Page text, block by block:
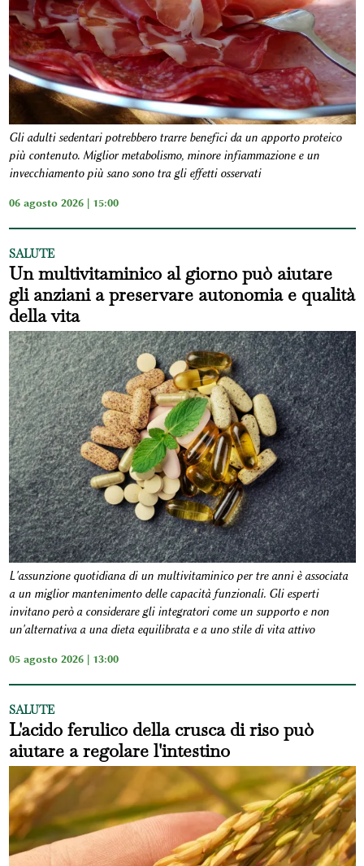
Gli adulti sedentari potrebbero trarre benefici da un apporto proteico
più contenuto. Miglior metabolismo, minore infiammazione e un
invecchiamento più sano sono tra gli effetti osservati
06 agosto 2026 | 15:00
SALUTE
Un multivitaminico al giorno può aiutare
gli anziani a preservare autonomia e qualità
della vita
L'assunzione quotidiana di un multivitaminico per tre anni è associata
a un miglior mantenimento delle capacità funzionali. Gli esperti
invitano però a considerare gli integratori come un supporto e non
un'alternativa a una dieta equilibrata e a uno stile di vita attivo
05 agosto 2026 | 13:00
SALUTE
L'acido ferulico della crusca di riso può
aiutare a regolare l'intestino